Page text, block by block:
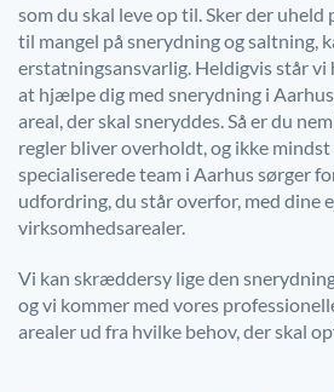
som du skal leve op til. Sker der
til mangel på snerydning og saltning,
erstatningsansvarlig. Heldigvis står vi
at hjælpe dig med snerydning i
areal, der skal sneryddes. Så er du
regler bliver overholdt, og ikke
specialiserede team i Aarhus sørger
udfordring, du står overfor, med dine
virksomhedsarealer.
Vi kan skræddersy lige den
og vi kommer med vores
arealer ud fra hvilke behov, der skal